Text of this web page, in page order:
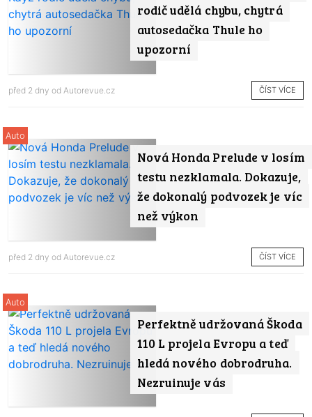
rodič udělá chybu, chytrá
autosedačka Thule ho
upozorní
před 2 dny od Autorevue.cz ČÍST VÍCE
Nová Honda Prelude v losím
testu nezklamala. Dokazuje,
že dokonalý podvozek je víc
než výkon
Auto
před 2 dny od Autorevue.cz ČÍST VÍCE
Perfektně udržovaná Škoda
110 L projela Evropu a teď
hledá nového dobrodruha.
Nezruinuje vás
Auto